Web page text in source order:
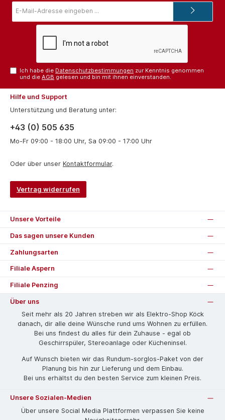
Mail-
Ich habe die Datenschutzbestimmungen zur Kenntnis genommen
und dieAGB gelesen und bin mit ihnen einverstanden.
Hilfe und Support
Unterstützung und Beratung unter:
+43 (0) 505 635
Mo-Fr 09:00 - 18:00 Uhr, Sa 09:00 - 17:00 Uhr
Oder über unser Kontaktformular.
Vertrag widerrufen
Unsere Vorteile
Das sagen unsere Kunden
Zahlungsarten
Filiale Aspern
Filiale Penzing
Über uns
Seit mehr als 20 Jahren streben wir als Elektro-Shop Köck
danach, dir alle deine Wünsche rund ums Wohnen zu erfüllen.
Bei uns findest du alles für dein Zuhause - egal ob
Geschirrspüler, Stereoanlage oder Kücheninsel.
Auf Wunsch bieten wir das Rund­um-sorg­los-Pa­ket von der
Planung bis hin zur Lieferung und dem Einbau.
Bei uns erhältst du den besten Service zum kleinen Preis.
Unsere Sozialen-Medien
Über unsere Social Media Plattformen verpassen Sie keine